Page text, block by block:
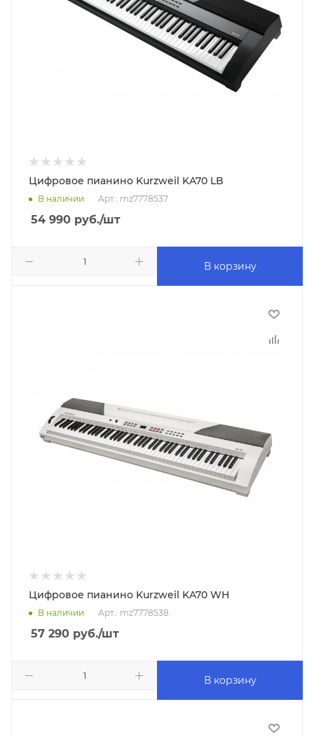
Цифровое пианино Kurzweil KA70 LB
В наличии Арт.: mz7778537
54 990 руб./шт
В корзину
Цифровое пианино Kurzweil KA70 WH
В наличии Арт.: mz7778538
57 290 руб./шт
В корзину